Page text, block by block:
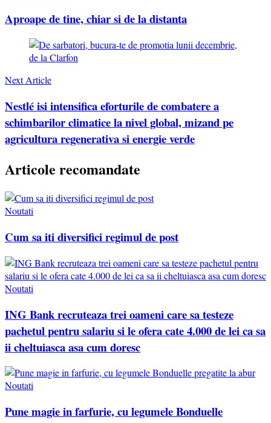
Aproape de tine, chiar si de la distanta
Next Article
Nestlé isi intensifica eforturile de combatere a
schimbarilor climatice la nivel global, mizand pe
agricultura regenerativa si energie verde
Articole recomandate
Noutati
Cum sa iti diversifici regimul de post
Noutati
ING Bank recruteaza trei oameni care sa testeze
pachetul pentru salariu si le ofera cate 4.000 de lei ca sa
ii cheltuiasca asa cum doresc
Noutati
Pune magie in farfurie, cu legumele Bonduelle